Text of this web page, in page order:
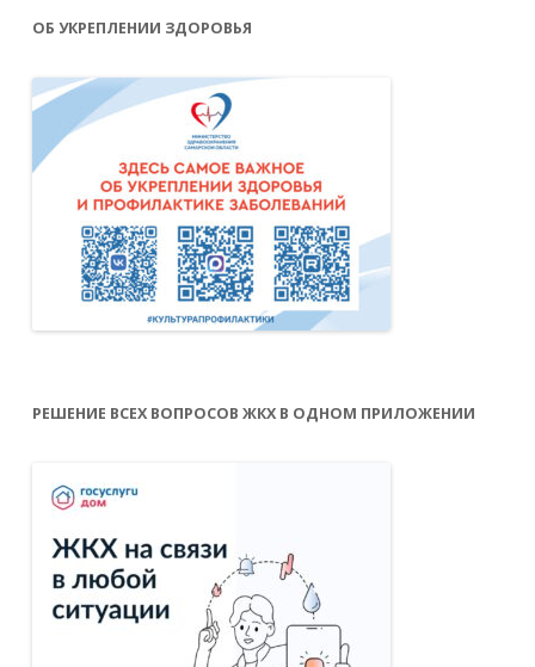
ОБ УКРЕПЛЕНИИ ЗДОРОВЬЯ
РЕШЕНИЕ ВСЕХ ВОПРОСОВ ЖКХ В ОДНОМ ПРИЛОЖЕНИИ